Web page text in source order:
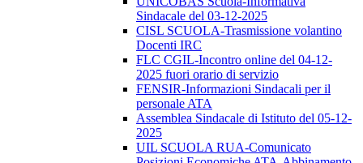
Sindacale del 03-12-2025
CISL SCUOLA-Trasmissione volantino
Docenti IRC
FLC CGIL-Incontro online del 04-12-
2025 fuori orario di servizio
FENSIR-Informazioni Sindacali per il
personale ATA
Assemblea Sindacale di Istituto del 05-12-
2025
UIL SCUOLA RUA-Comunicato